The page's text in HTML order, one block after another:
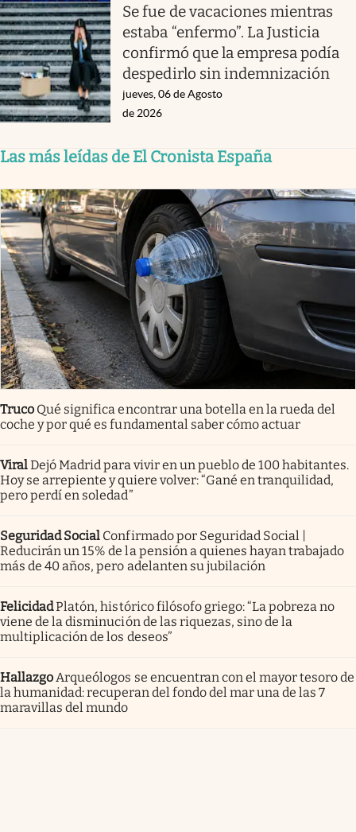
Se fue de vacaciones mientras
estaba “enfermo”. La Justicia
confirmó que la empresa podía
despedirlo sin indemnización
jueves, 06 de Agosto
de 2026
Las más leídas de El Cronista España
Truco Qué significa encontrar una botella en la rueda del
coche y por qué es fundamental saber cómo actuar
ViralDejó Madrid para vivir en un pueblo de 100 habitantes.
Hoy se arrepiente y quiere volver: “Gané en tranquilidad,
pero perdí en soledad”
Seguridad Social Confirmado por Seguridad Social |
Reducirán un 15% de la pensión a quienes hayan trabajado
más de 40 años, pero adelanten su jubilación
FelicidadPlatón, histórico filósofo griego: “La pobreza no
viene de la disminución de las riquezas, sino de la
multiplicación de los deseos”
Hallazgo Arqueólogos se encuentran con el mayor tesoro de
la humanidad: recuperan del fondo del mar una de las 7
maravillas del mundo